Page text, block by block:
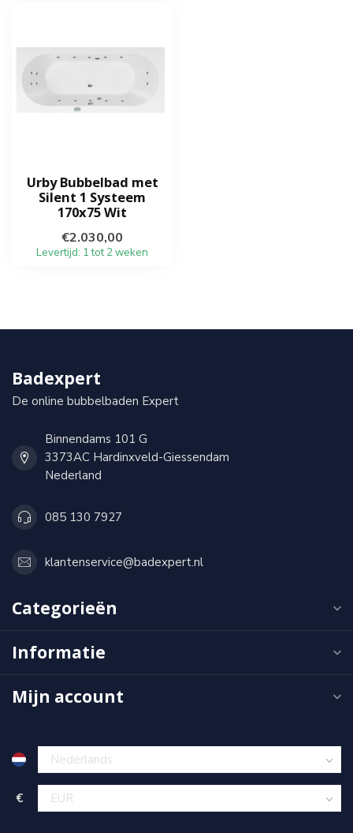
Urby Bubbelbad met
Silent 1 Systeem
170x75 Wit
€2.030,00
Levertijd: 1 tot 2 weken
Badexpert
De online bubbelbaden Expert
Binnendams 101 G
3373AC Hardinxveld-Giessendam
Nederland
085 130 7927
klantenservice@badexpert.nl
Categorieën
Informatie
Mijn account
€